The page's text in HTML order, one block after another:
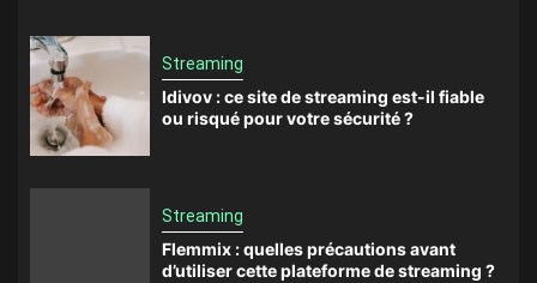
Streaming
Idivov : ce site de streaming est-il fiable
ou risqué pour votre sécurité ?
Streaming
Flemmix : quelles précautions avant
d’utiliser cette plateforme de streaming ?